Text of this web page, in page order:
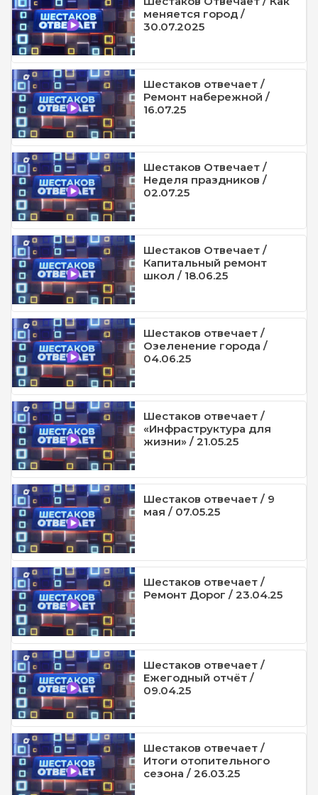
меняется город /
30.07.2025
Шестаков отвечает /
Ремонт набережной /
16.07.25
Шестаков Отвечает /
Неделя праздников /
02.07.25
Шестаков Отвечает /
Капитальный ремонт
школ / 18.06.25
Шестаков отвечает /
Озеленение города /
04.06.25
Шестаков отвечает /
«Инфраструктура для
жизни» / 21.05.25
Шестаков отвечает / 9
мая / 07.05.25
Шестаков отвечает /
Ремонт Дорог / 23.04.25
Шестаков отвечает /
Ежегодный отчёт /
09.04.25
Шестаков отвечает /
Итоги отопительного
сезона / 26.03.25